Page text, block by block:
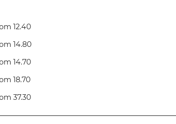
12.40
14.80
14.70
18.70
37.30